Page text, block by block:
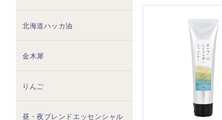
北海道ハッカ油
金木犀
りんご
昼・夜ブレンドエッセンシャル